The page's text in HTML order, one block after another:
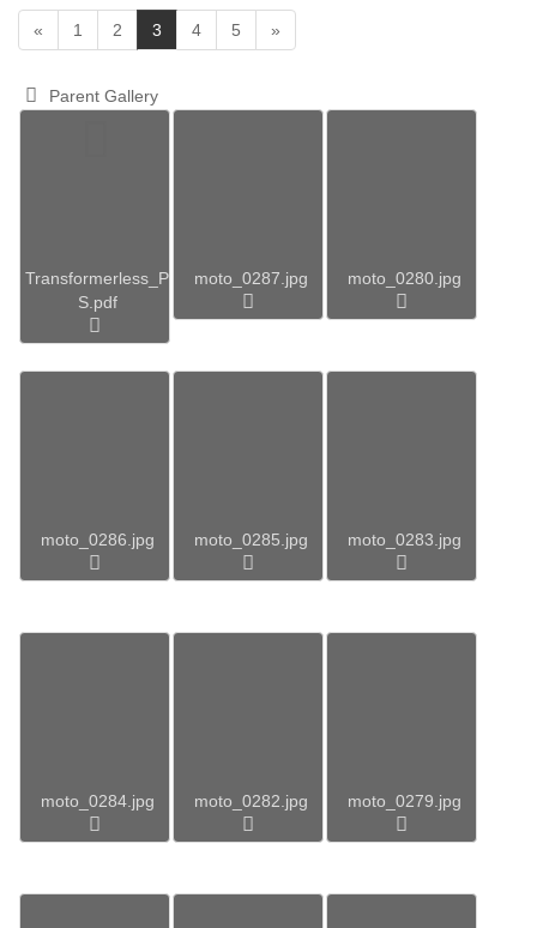
« 1 2 3
c
4 5 »
Parent Gallery
Transformerless_P
S.pdf
moto_0287.jpg moto_0280.jpg
moto_0286.jpg moto_0285.jpg moto_0283.jpg
moto_0284.jpg moto_0282.jpg moto_0279.jpg